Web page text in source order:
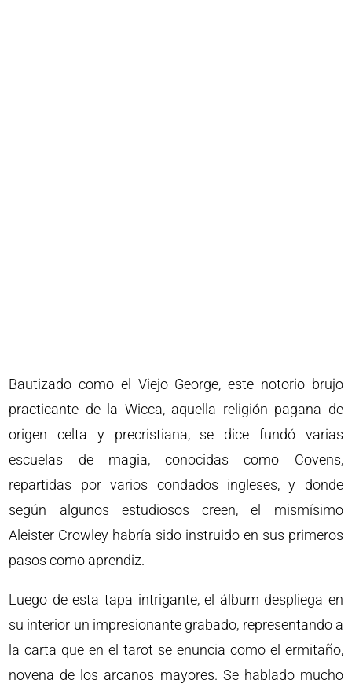
Bautizado como el Viejo George, este notorio brujo
practicante de la Wicca, aquella religión pagana de
origen celta y precristiana, se dice fundó varias
escuelas de magia, conocidas como Covens,
repartidas por varios condados ingleses, y donde
según algunos estudiosos creen, el mismísimo
Aleister Crowley habría sido instruido en sus primeros
pasos como aprendiz.
Luego de esta tapa intrigante, el álbum despliega en
su interior un impresionante grabado, representando a
la carta que en el tarot se enuncia como el ermitaño,
novena de los arcanos mayores. Se hablado mucho